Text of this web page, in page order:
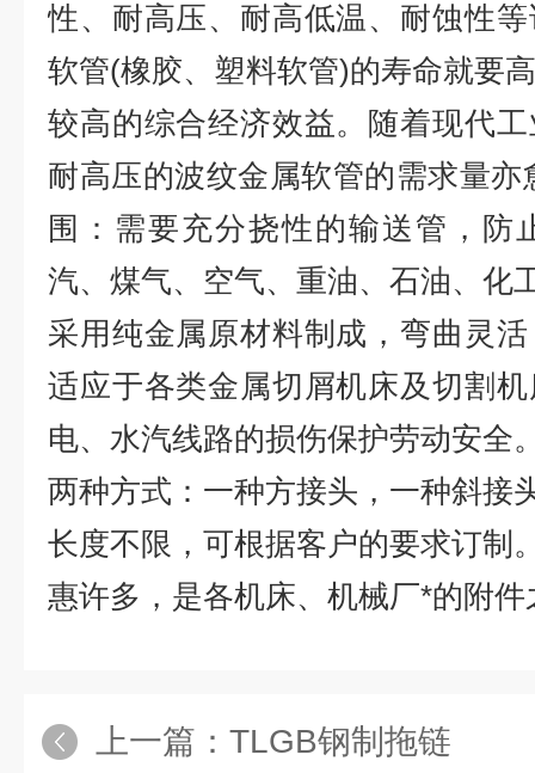
性、耐高压、耐高低温、耐蚀性
软管(橡胶、塑料软管)的寿命就要
较高的综合经济效益。随着现代
耐高压的波纹金属软管的需求量
围：需要充分挠性的输送管，防
汽、煤气、空气、重油、石油、化
采用纯金属原材料制成，弯曲灵
适应于各类金属切屑机床及切割
电、水汽线路的损伤保护劳动安全
两种方式：一种方接头，一种斜接
长度不限，可根据客户的要求订制
惠许多，是各机床、机械厂*的附件
上一篇： TLGB钢制拖链